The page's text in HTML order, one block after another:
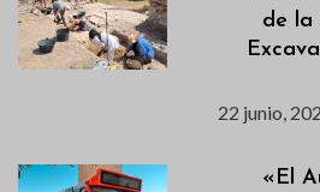
de la
22 junio,
«El